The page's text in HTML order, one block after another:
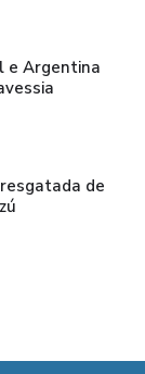
e Argentina
de